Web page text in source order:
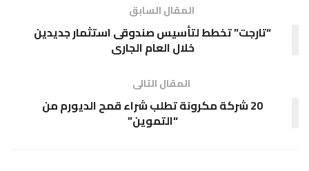
المقال السابق
“تارجت” تخطط لتأسيس صندوقى استثمار جديدين
خلال العام الجارى
المقال التالى
20 شركة مكرونة تطلب شراء قمح الديورم من
“التموين”